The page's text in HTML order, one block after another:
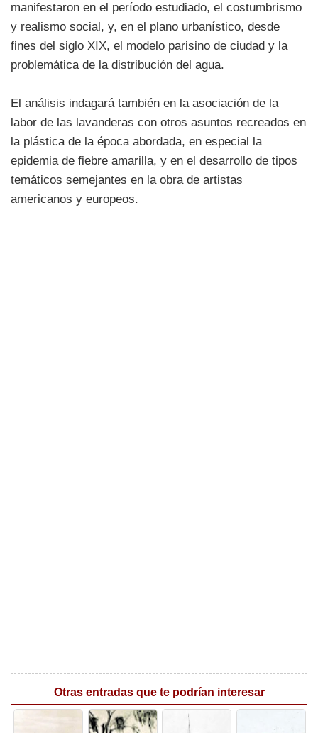
manifestaron en el período estudiado, el costumbrismo
y realismo social, y, en el plano urbanístico, desde
fines del siglo XIX, el modelo parisino de ciudad y la
problemática de la distribución del agua.
El análisis indagará también en la asociación de la
labor de las lavanderas con otros asuntos recreados en
la plástica de la época abordada, en especial la
epidemia de fiebre amarilla, y en el desarrollo de tipos
temáticos semejantes en la obra de artistas
americanos y europeos.
Otras entradas que te podrían interesar